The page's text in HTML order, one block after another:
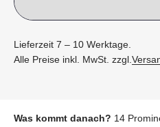
Lieferzeit 7 – 10 Werktage.
Alle Preise inkl. MwSt. zzgl.
Was kommt danach? 14